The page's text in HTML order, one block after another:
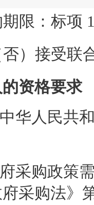
限： 标项
否）接受联
资格要求
华人民共
采购政策
采购法》